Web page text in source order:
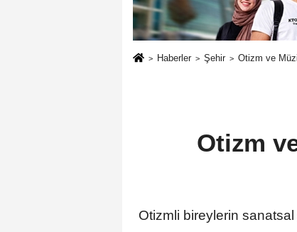
Haberler Şehir Otizm ve
Otizm
Otizmli bireylerin